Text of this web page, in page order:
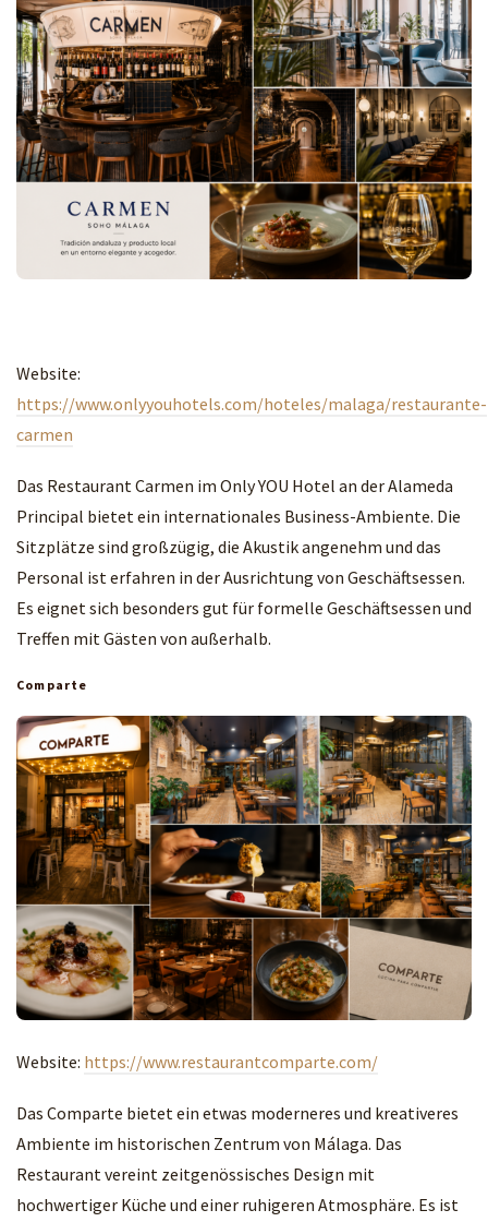
Website:
https://www.onlyyouhotels.com/hoteles/malaga/restaurante-
carmen
Das Restaurant Carmen im Only YOU Hotel an der Alameda
Principal bietet ein internationales Business-Ambiente. Die
Sitzplätze sind großzügig, die Akustik angenehm und das
Personal ist erfahren in der Ausrichtung von Geschäftsessen.
Es eignet sich besonders gut für formelle Geschäftsessen und
Treffen mit Gästen von außerhalb.
Comparte
Website: https://www.restaurantcomparte.com/
Das Comparte bietet ein etwas moderneres und kreativeres
Ambiente im historischen Zentrum von Málaga. Das
Restaurant vereint zeitgenössisches Design mit
hochwertiger Küche und einer ruhigeren Atmosphäre. Es ist